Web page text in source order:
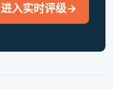
进入实时评级→